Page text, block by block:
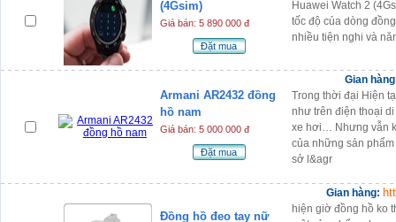
(4Gsim)
Giá bán: 5 890 000 đ
Đặt mua
Huawei Watch 2
tốc độ của dòng
nhiều tiện nghi và
Armani AR2432 đồng
hồ nam
Giá bán: 5 000 000 đ
Đặt mua
Gian
Trong thời đại Hiện
như trên điện thoại
xe hơi… Nhưng vẫn
của những sản
sở l&agr
Đồng hồ đeo tay nữ
Gian hàng:
hiện giờ đồng hồ ko